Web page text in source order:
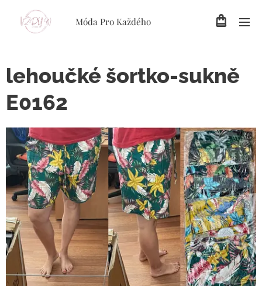
Móda Pro Každého
lehoučké šortko-sukně
E0162